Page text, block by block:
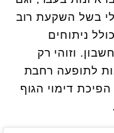
בשל השקעת רוב
ניתוחים
וזוהי רק
לתופעה רחבת
דימוי הגוף